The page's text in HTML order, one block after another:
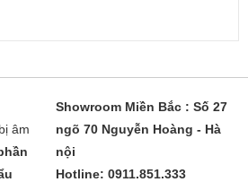
âm
Showroom Miền Bắc : Số 27
ngõ 70 Nguyễn Hoàng - Hà
nội
Hotline: 0911.851.333